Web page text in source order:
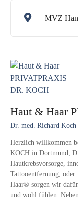
MVZ
Haut & Haar
Dr. med. Richard Koch
Herzlich willkommen
KOCH in Dortmund,
Hautkrebsvorsorge,
Tattooentfernung,
Haar® sorgen wir
und wohl fühlen.